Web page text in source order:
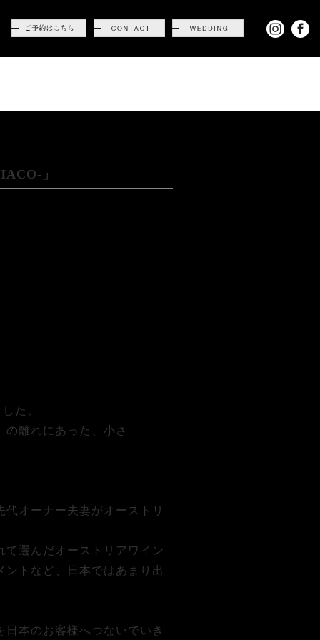
」
た。
離れにあった、小さ
オーナー夫妻がオーストリ
選んだオーストリアワイン
トなど、日本ではあまり出
本のお客様へつないでいき